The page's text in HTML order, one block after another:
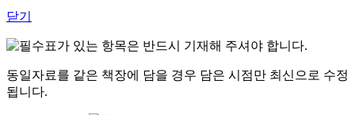
닫기
표가 있는 항목은 반드시 기재해 주셔야 합니다.
동일자료를 같은 책장에 담을 경우 담은 시점만 최신으로 수정
됩니다.